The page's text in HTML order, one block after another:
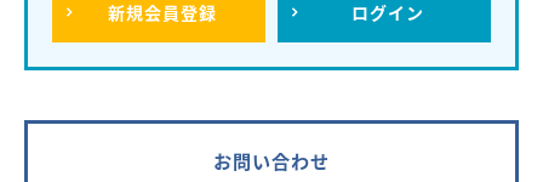
新規会員登録 ログイン
お問い合わせ